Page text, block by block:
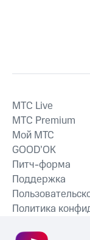
MTС Live
MTС Premium
Мой МТС
GOOD’OK
Питч-форма
Поддержка
Политика